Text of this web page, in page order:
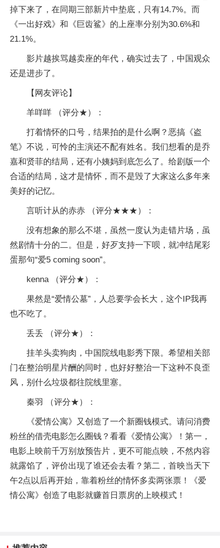
掉下来了，在同期三部新片中垫底，只有14.7%。而
《一出好戏》和《巨齿鲨》的上座率分别为30.6%和
21.1%。
影片越挨骂越卖座的年代，确实过去了，中国观众
还是进步了。
【网友评论】
羊咩咩 （评分★）：
打着情怀的口号，结果拍的是什么啊？恶搞《盗
笔》不说，可怜的主演还不配有姓名。我们想看的是乔
嘉和贤菲的结局，还有小姨妈到底怎么了。给剧版一个
合适的结局，这才是情怀，而不是毁了大家这么多年来
美好的记忆。
言听计从的赤赤 （评分★★★）：
没有想象的那么不堪，虽然一度认为走错片场，虽
然剧情十分的二。但是，好歹支持一下呗，就冲结尾彩
蛋那句“爱5 coming soon”。
kenna （评分★）：
果然是“爱情公墓”，人总要学会长大，这个IP我再
也不吃了。
丢丢 （评分★）：
挂羊头卖狗肉，中国院线电影秀下限。希望相关部
门在整治明星片酬的同时，也好好整治一下这种不良歪
风，别什么垃圾都往院线里塞。
秦羽 （评分★）：
《爱情公寓》又创造了一个新圈钱模式。请问消费
粉丝的借壳电影怎么圈钱？看看《爱情公寓》！第一，
电影上映前千万别放预告片，更不可能点映，不然内容
就露馅了，评价出现了谁还会去看？第二，首映当天下
午2点以后再开始，靠着粉丝的情怀多卖两张票！《爱
情公寓》创造了电影就赚首日票房的上映模式！